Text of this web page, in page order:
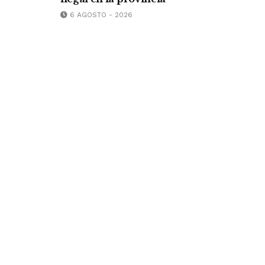
6 AGOSTO - 2026